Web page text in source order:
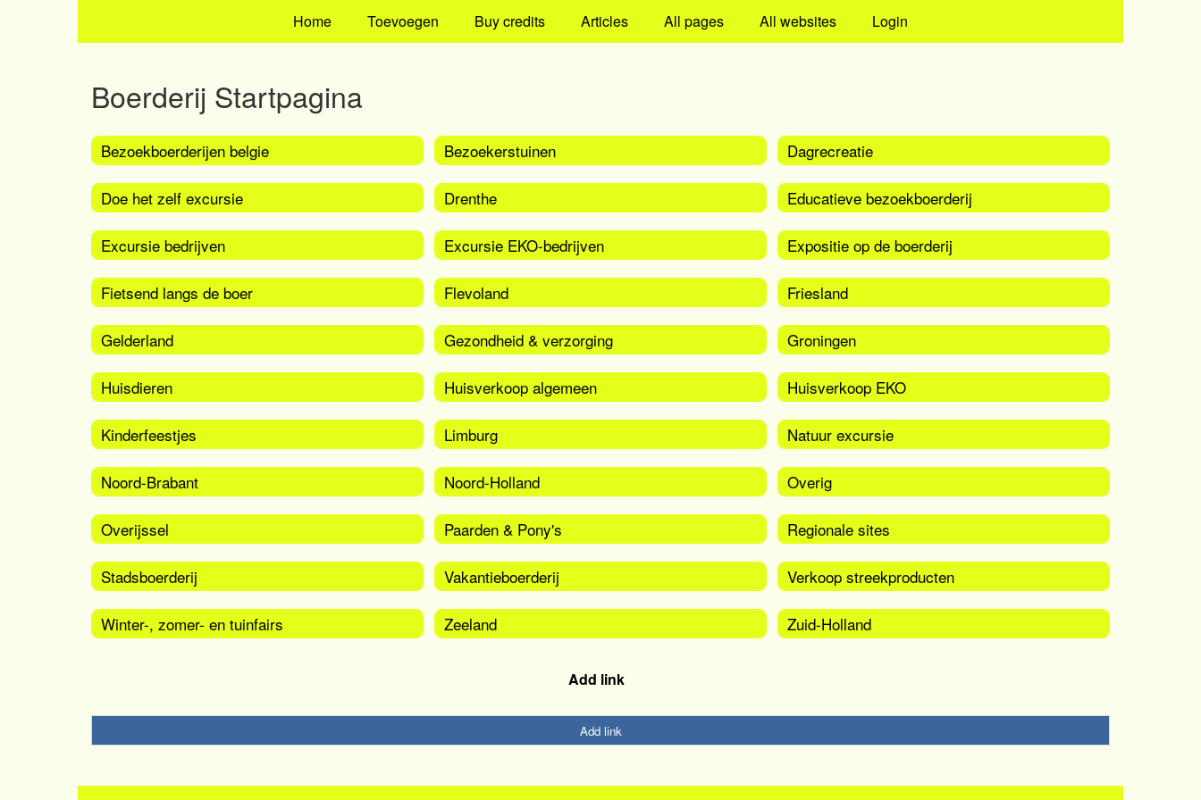
Home Toevoegen Buy credits Articles All pages All websites Login
Boerderij Startpagina
Bezoekboerderijen belgie
Doe het zelf excursie
Excursie bedrijven
Fietsend langs de boer
Gelderland
Huisdieren
Kinderfeestjes
Noord-Brabant
Overijssel
Stadsboerderij
Winter-, zomer- en tuinfairs
Bezoekerstuinen
Drenthe
Excursie EKO-bedrijven
Flevoland
Gezondheid & verzorging
Huisverkoop algemeen
Limburg
Noord-Holland
Paarden & Pony's
Vakantieboerderij
Zeeland
Dagrecreatie
Educatieve bezoekboerderij
Expositie op de boerderij
Friesland
Groningen
Huisverkoop EKO
Natuur excursie
Overig
Regionale sites
Verkoop streekproducten
Zuid-Holland
Add link
Add link